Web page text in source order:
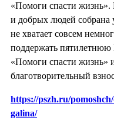
«Помоги спасти жизнь».
и добрых людей собрана
не хватает совсем
поддержать пятилетнюю
«Помоги спасти жизнь»
благотворительный
https://pszh.ru/
galina/